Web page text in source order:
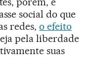
social do que
redes,o efeito
pela liberdade
suas